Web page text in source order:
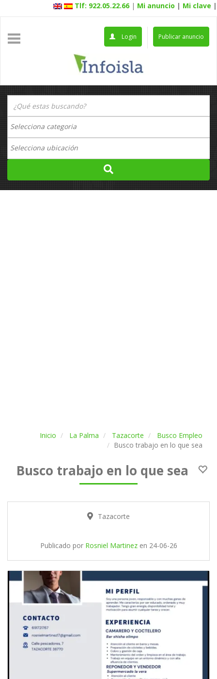
Tlf: 922.05.22.66 | Mi anuncio | Mi clave |
Publicar anuncio
Login
Inicio La Palma Tazacorte
Busco Empleo
Busco trabajo en lo que sea
Busco trabajo en lo que sea
Tazacorte
Publicado por Rosniel Martinezen 24-06-26